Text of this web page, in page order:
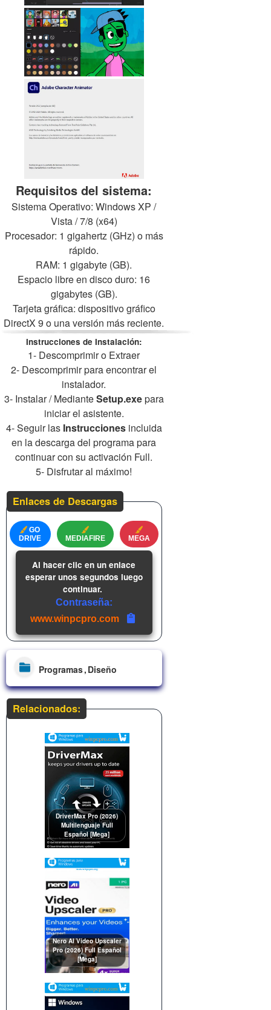
Requisitos del sistema:
Sistema Operativo: Windows XP /
Vista / 7/8 (x64)
Procesador: 1 gigahertz (GHz) o más
rápido.
RAM: 1 gigabyte (GB).
Espacio libre en disco duro: 16
gigabytes (GB).
Tarjeta gráfica: dispositivo gráfico
DirectX 9 o una versión más reciente.
Instrucciones de Instalación:
1- Descomprimir o Extraer
2- Descomprimir para encontrar el
instalador.
3- Instalar / MedianteSetup.exepara
iniciar el asistente.
4- Seguir las Instruccionesincluida
en la descarga del programa para
continuar con su activación Full.
5- Disfrutar al máximo!
Enlaces de Descargas
GO
DRIVE
MEDIAFIRE MEGA
Al hacer clic en un enlace
esperar unos segundos luego
continuar.
Contraseña:
www.winpcpro.com
Programas Diseño
Relacionados:
DriverMax Pro (2026)
Multilenguaje Full
Español [Mega]
Nero AI Video Upscaler
Pro (2026) Full Español
[Mega]